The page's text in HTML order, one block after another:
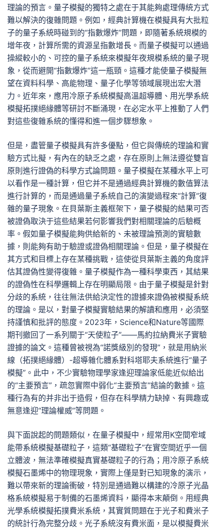
理論的預言。量子模擬的獨特之處在于其能夠處理傳統方式
難以解決的復雜問題。例如，經典計算機在模擬具有大批粒
子的量子系統時碰到的“指數爆炸”問題，即隨著系統規模的
增年夜，計算所需的資源呈指數增長。而量子模擬可以通過
操縱較小的、可控的量子系統來模擬年夜規模系統的量子現
象，從而避開“指數爆炸”這一瓶頸。這種才能使量子模擬無
望在資料科學、高能物理、量子化學等領域展現出宏大潛
力。近年來，應用冷原子系統模擬高溫超導體、用光學系統
模擬拓撲絕緣體等研討不斷涌現，在必定水平上推動了人們
對這些復雜系統的懂得和進一個步驟想象。
但是，盡管量子模擬具有許多優點，但它與傳統的理論和實
驗方式比擬，有內在的缺乏之處，存在原則上無法遵從雙盲
原則進行證偽的科學方式論問題。量子模擬在某種水平上可
以看作是一種計算，但它并不是通過經典計算機的數值算法
進行計算的，而是通過量子系統自己的演變過程來“計算”復
雜的量子現象。在貝葉斯主義框架下，量子模擬的結果可否
被證偽取決于這些結果若何影響我們對相關理論的后驗概
率。假如量子模擬能夠供給新的、未被理論預測的實驗數
據，則能夠有助于驗證或證偽相關理論。但是，量子模擬在
其方式和目標上存在某種挑戰，這使從貝葉斯主義的角度評
估其證偽性變得復雜。量子模擬作為一種科學東西，其結果
的證偽性在科學邏輯上存在明顯局限。由于量子模擬是針對
分歧的系統，往往無法供給決定性的證據來證偽被模擬系統
的理論。是以，對量子模擬實驗結果的解讀和應用，必須堅
持謹慎和批評的態度。2023年，Science和Nature等國際
期刊撤回了一系列關于“天使粒子”——馬約拉納費米子實驗
證據的論文。這種曾被視為“諾獎級別的發現”，就是用納米
線（拓撲絕緣體）-超導雜化體系對科塔耶夫系統進行“量子
模擬”。此中，不少實驗物理學家逢迎理論家低能近似給出
的“主要預言”，疏忽實際中弱化“主要預言”結論的數據。這
種行為有的并非出于造假，但存在科學精力缺掉、有興趣或
無意逢迎“理論權威”等問題。
與下面說起的問題類似，在量子模擬中，經常用K空間窄域
能帶系統模擬基礎粒子，這類“基礎粒子”在實空間近乎一個
立體波，無法準確模擬真實基礎粒子的行為；用冷原子系統
模擬石墨烯中的物理現象，實際上僅是對已知現象的演示，
難以帶來新的理論衝破，特別是通過難以構建的冷原子光晶
格系統模擬易于制備的石墨烯資料，顯得本末顛倒。用經典
光學系統模擬拓撲費米系統，其實質問題在于光子和費米子
的統計行為完整分歧。光子系統沒有費米面，是以模擬費米